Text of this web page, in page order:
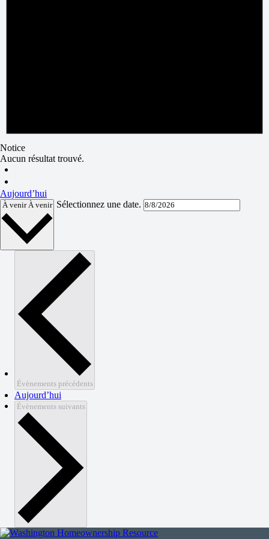
Notice
Aucun résultat trouvé.
Aujourd’hui
À venirÀ venir Sélectionnez une date.
Évènementsprécédents
Aujourd’hui
Évènementssuivants